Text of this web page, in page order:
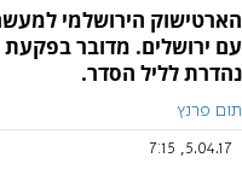
הארטישוק הירושלמי
עם ירושלים. מדובר
נהדרת לליל הסדר.
תום פרנץ
5.04.17, 7:15